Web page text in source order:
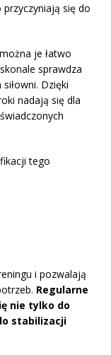
się do
je łatwo
sprawdza
Dzięki
nadają się dla
tego
i pozwalają
Regularne
nie tylko do
stabilizacji